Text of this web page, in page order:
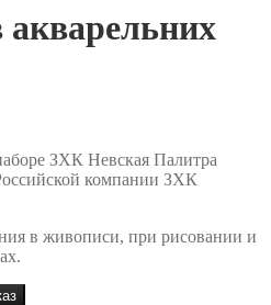
акварельних
ЗХК Невская Палитра
компании ЗХК
в живописи, при рисовании и